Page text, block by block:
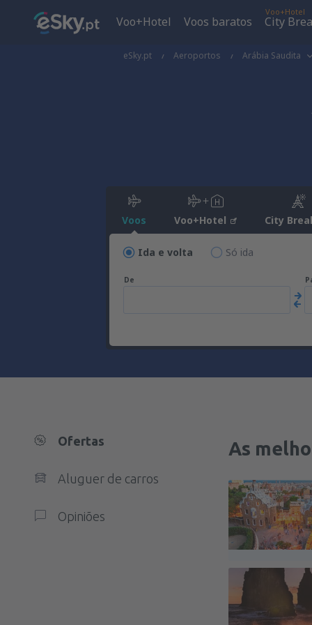
Voo+Hotel Voos baratos
Voo+Hotel
City
eSky.pt Aeroportos Arábia Saudita
Voos Voo+Hotel City
Ida e volta Só ida
De
Ofertas
Aluguer de carros
Opiniões
As